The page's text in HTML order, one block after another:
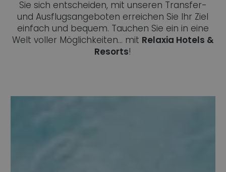
Sie sich entscheiden, mit unseren Transfer-
und Ausflugsangeboten erreichen Sie Ihr Ziel
einfach und bequem. Tauchen Sie ein in eine
Welt voller Möglichkeiten... mit Relaxia Hotels &
Resorts!